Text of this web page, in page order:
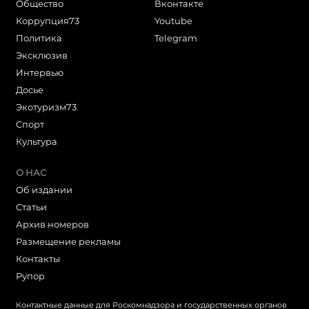
Общество
Коррупция73
Политика
Эксклюзив
Интервью
Досье
Экотуризм73
Cпорт
Культура
Вконтакте
Youtube
Telegram
О НАС
Об издании
Статьи
Архив номеров
Размещение рекламы
Контакты
Рупор
Контактные данные для Роскомнадзора и государственных органов